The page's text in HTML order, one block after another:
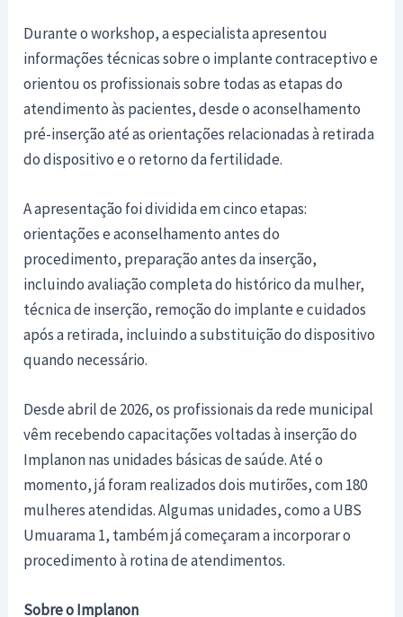
Durante o workshop, a especialista apresentou
informações técnicas sobre o implante contraceptivo e
orientou os profissionais sobre todas as etapas do
atendimento às pacientes, desde o aconselhamento
pré-inserção até as orientações relacionadas à retirada
do dispositivo e o retorno da fertilidade.
A apresentação foi dividida em cinco etapas:
orientações e aconselhamento antes do
procedimento, preparação antes da inserção,
incluindo avaliação completa do histórico da mulher,
técnica de inserção, remoção do implante e cuidados
após a retirada, incluindo a substituição do dispositivo
quando necessário.
Desde abril de 2026, os profissionais da rede municipal
vêm recebendo capacitações voltadas à inserção do
Implanon nas unidades básicas de saúde. Até o
momento, já foram realizados dois mutirões, com 180
mulheres atendidas. Algumas unidades, como a UBS
Umuarama 1, também já começaram a incorporar o
procedimento à rotina de atendimentos.
Sobre o Implanon